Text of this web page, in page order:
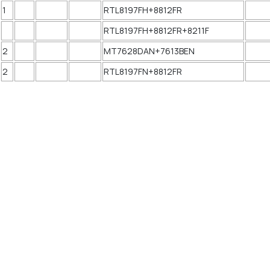
1
RTL8197FH+8812FR
RTL8197FH+8812FR+8211F
2
MT7628DAN+7613BEN
2 RTL8197FN+8812FR